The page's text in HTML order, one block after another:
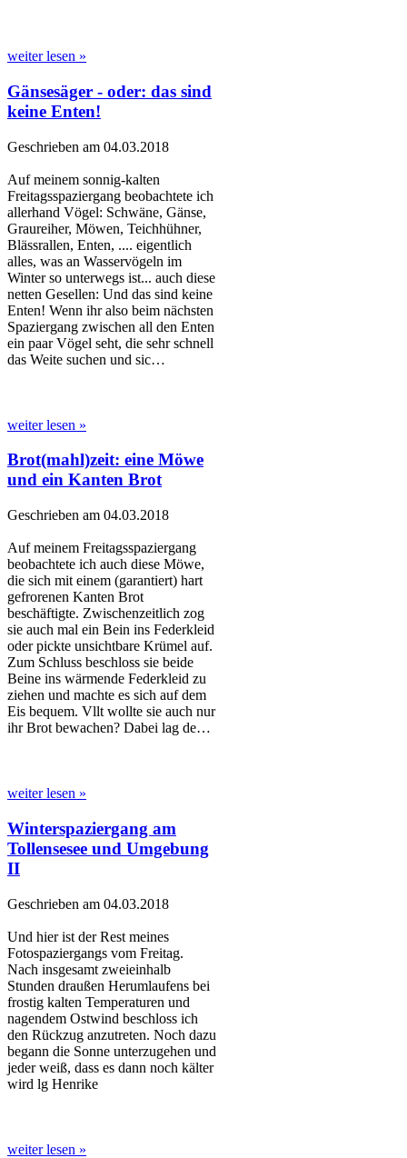
weiter lesen »
Gänsesäger - oder: das sind
keine Enten!
Geschrieben am 04.03.2018
Auf meinem sonnig-kalten
Freitagsspaziergang beobachtete ich
allerhand Vögel: Schwäne, Gänse,
Graureiher, Möwen, Teichhühner,
Blässrallen, Enten, .... eigentlich
alles, was an Wasservögeln im
Winter so unterwegs ist... auch diese
netten Gesellen: Und das sind keine
Enten! Wenn ihr also beim nächsten
Spaziergang zwischen all den Enten
ein paar Vögel seht, die sehr schnell
das Weite suchen und sic…
weiter lesen »
Brot(mahl)zeit: eine Möwe
und ein Kanten Brot
Geschrieben am 04.03.2018
Auf meinem Freitagsspaziergang
beobachtete ich auch diese Möwe,
die sich mit einem (garantiert) hart
gefrorenen Kanten Brot
beschäftigte. Zwischenzeitlich zog
sie auch mal ein Bein ins Federkleid
oder pickte unsichtbare Krümel auf.
Zum Schluss beschloss sie beide
Beine ins wärmende Federkleid zu
ziehen und machte es sich auf dem
Eis bequem. Vllt wollte sie auch nur
ihr Brot bewachen? Dabei lag de…
weiter lesen »
Winterspaziergang am
Tollensesee und Umgebung
II
Geschrieben am 04.03.2018
Und hier ist der Rest meines
Fotospaziergangs vom Freitag.
Nach insgesamt zweieinhalb
Stunden draußen Herumlaufens bei
frostig kalten Temperaturen und
nagendem Ostwind beschloss ich
den Rückzug anzutreten. Noch dazu
begann die Sonne unterzugehen und
jeder weiß, dass es dann noch kälter
wird lg Henrike
weiter lesen »